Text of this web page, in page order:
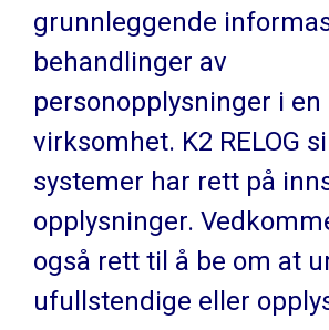
grunnleggende
behandlinger av
personopplysninger i en
virksomhet. K2 RELOG
systemer har rett på
opplysninger.
også rett til å be om at
ufullstendige eller